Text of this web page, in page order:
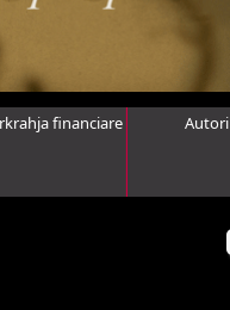
financiare Autori